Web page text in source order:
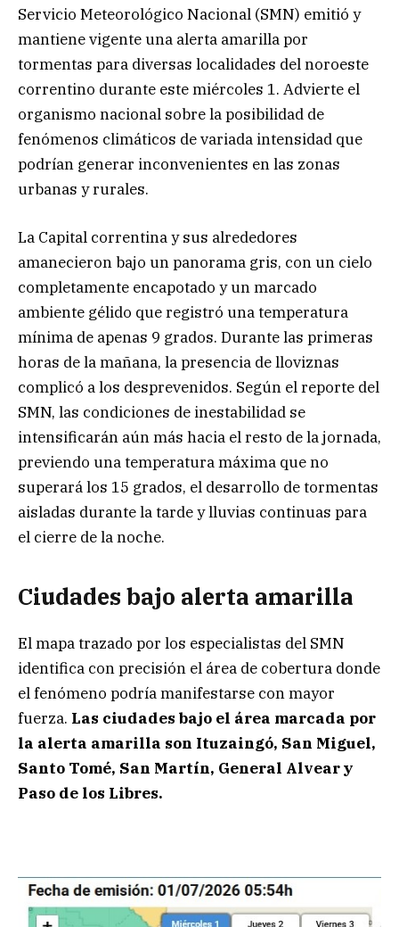
Servicio Meteorológico Nacional (SMN) emitió y
mantiene vigente una alerta amarilla por
tormentas para diversas localidades del noroeste
correntino durante este miércoles 1. Advierte el
organismo nacional sobre la posibilidad de
fenómenos climáticos de variada intensidad que
podrían generar inconvenientes en las zonas
urbanas y rurales.
La Capital correntina y sus alrededores
amanecieron bajo un panorama gris, con un cielo
completamente encapotado y un marcado
ambiente gélido que registró una temperatura
mínima de apenas 9 grados. Durante las primeras
horas de la mañana, la presencia de lloviznas
complicó a los desprevenidos. Según el reporte del
SMN, las condiciones de inestabilidad se
intensificarán aún más hacia el resto de la jornada,
previendo una temperatura máxima que no
superará los 15 grados, el desarrollo de tormentas
aisladas durante la tarde y lluvias continuas para
el cierre de la noche.
Ciudades bajo alerta amarilla
El mapa trazado por los especialistas del SMN
identifica con precisión el área de cobertura donde
el fenómeno podría manifestarse con mayor
fuerza. Las ciudades bajo el área marcada por
la alerta amarilla son Ituzaingó, San Miguel,
Santo Tomé, San Martín, General Alvear y
Paso de los Libres.